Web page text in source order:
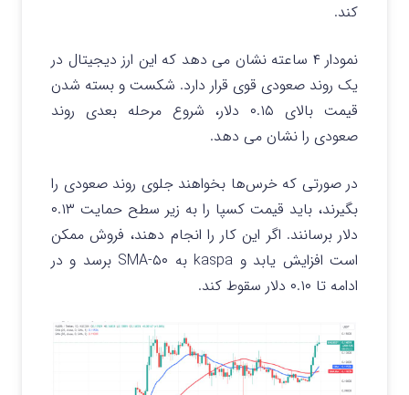
کند.
نمودار ۴ ساعته نشان می دهد که این ارز دیجیتال در
یک روند صعودی قوی قرار دارد. شکست و بسته شدن
قیمت بالای ۰.۱۵ دلار، شروع مرحله بعدی روند
صعودی را نشان می دهد.
در صورتی که خرس‌ها بخواهند جلوی روند صعودی را
بگیرند، باید قیمت کسپا را به زیر سطح حمایت ۰.۱۳
دلار برسانند. اگر این کار را انجام دهند، فروش ممکن
است افزایش یابد و kaspa به ۵۰-SMA برسد و در
ادامه تا ۰.۱۰ دلار سقوط کند.